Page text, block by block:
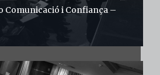
Comunicació i Confiança –